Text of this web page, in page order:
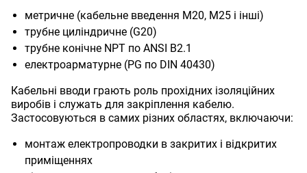
метричне (кабельне введення М20, М25 і інші)
трубне циліндричне (G20)
трубне конічне NPT по ANSI B2.1
електроарматурне (PG по DIN 40430)
Кабельні вводи грають роль прохідних ізоляційних
виробів і служать для закріплення кабелю.
Застосовуються в самих різних областях, включаючи:
монтаж електропроводки в закритих і відкритих
приміщеннях